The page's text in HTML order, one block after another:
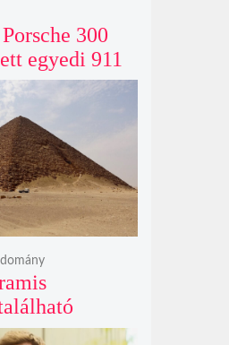
300
egyedi 911
ausztrál
született
nem